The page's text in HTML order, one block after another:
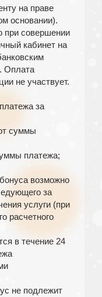
на праве
основании).
при совершении
кабинет на
Оплата
не участвует.
за
суммы
платежа;
возможно
за
услуги (при
расчетного
в течение 24
не подлежит